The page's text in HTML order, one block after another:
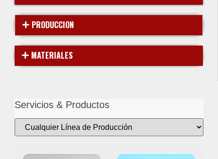
PRODUCCION
MATERIALES
Servicios & Productos